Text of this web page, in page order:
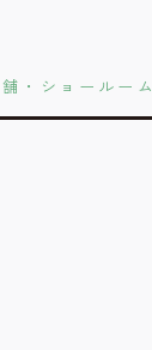
・ショールーム